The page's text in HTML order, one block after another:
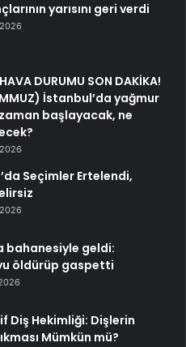
yarısını geri verdi
DURUMU SON DAKİKA!
İstanbul’da yağmur
zaman başlayacak, ne
Seçimler Ertelendi,
bahanesiyle geldi:
öldürüp gaspetti
Diş Hekimliği: Dişlerin
Mümkün mü?